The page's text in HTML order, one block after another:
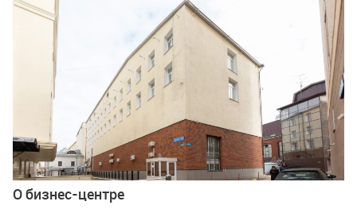
О бизнес-центре